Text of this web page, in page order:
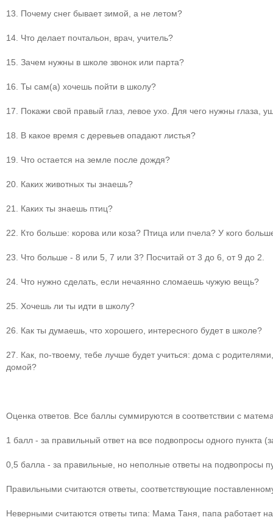
13. Почему снег бывает зимой, а не летом?
14. Что делает почтальон, врач, учитель?
15. Зачем нужны в школе звонок или парта?
16. Ты сам(а) хочешь пойти в школу?
17. Покажи свой правый глаз, левое ухо. Для чего нужны глаза,
18. В какое время с деревьев опадают листья?
19. Что остается на земле после дождя?
20. Каких животных ты знаешь?
21. Каких ты знаешь птиц?
22. Кто больше: корова или коза? Птица или пчела? У кого
23. Что больше - 8 или 5, 7 или 3? Посчитай от 3 до 6, от 9 до 2.
24. Что нужно сделать, если нечаянно сломаешь чужую вещь?
25. Хочешь ли ты идти в школу?
26. Как ты думаешь, что хорошего, интересного будет в школе?
27. Как, по-твоему, тебе лучше будет учиться: дома с
домой?
Оценка ответов. Все баллы суммируются в соответствии с
1 балл - за правильный ответ на все подвопросы одного пункта
0,5 балла - за правильные, но неполные ответы на подвопросы
Правильными считаются ответы, соответствующие
Неверными считаются ответы типа: Мама Таня, папа работает